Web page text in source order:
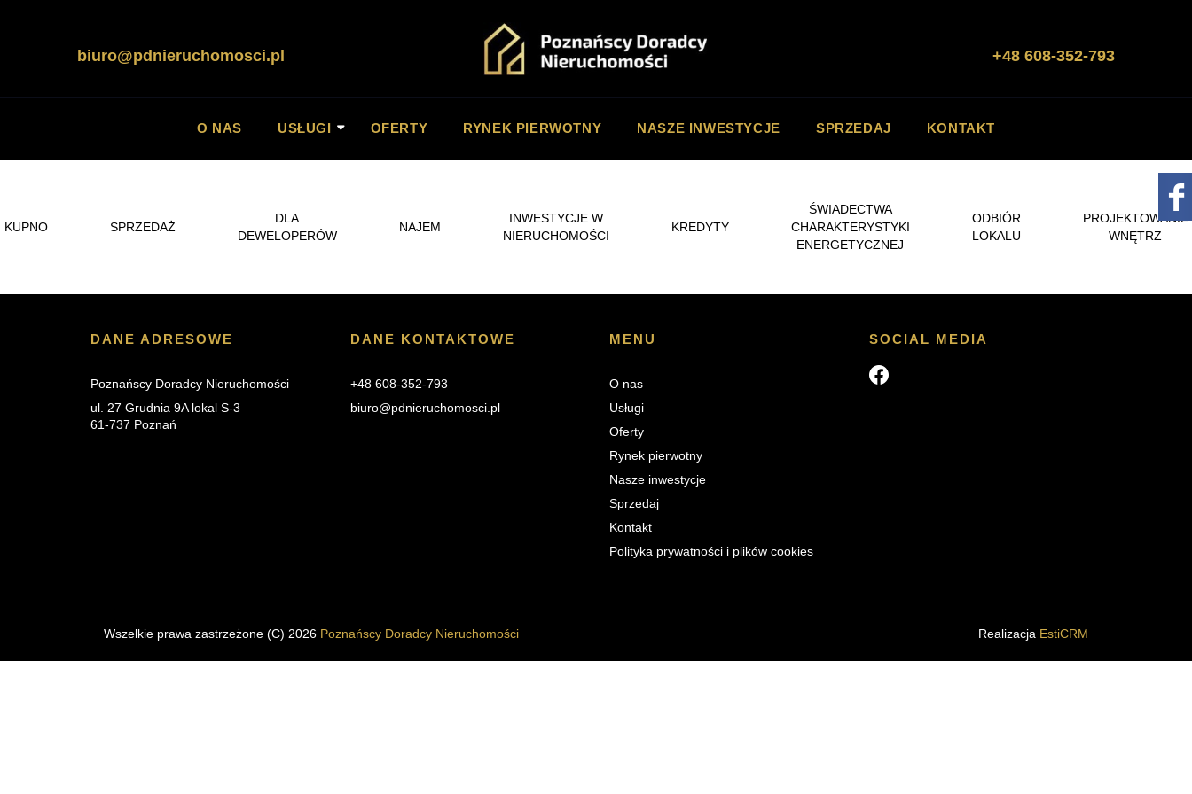
biuro@pdnieruchomosci.pl +48 608-352-793
O NAS USŁUGI OFERTY RYNEK PIERWOTNY NASZE INWESTYCJE SPRZEDAJ KONTAKT
KUPNO SPRZEDAŻ
DLA
DEWELOPERÓW
NAJEM
INWESTYCJE W
NIERUCHOMOŚCI
KREDYTY
ŚWIADECTWA
CHARAKTERYSTYKI
ENERGETYCZNEJ
ODBIÓR
LOKALU
PROJEKTOWANIE
WNĘTRZ
DANE ADRESOWE
Poznańscy Doradcy Nieruchomości
ul. 27 Grudnia 9A lokal S-3
61-737 Poznań
DANE KONTAKTOWE
+48 608-352-793
biuro@pdnieruchomosci.pl
MENU
O nas
Usługi
Oferty
Rynek pierwotny
Nasze inwestycje
Sprzedaj
Kontakt
Polityka prywatności i plików cookies
SOCIAL MEDIA
Wszelkie prawa zastrzeżone (C) 2026 Poznańscy Doradcy Nieruchomości Realizacja EstiCRM